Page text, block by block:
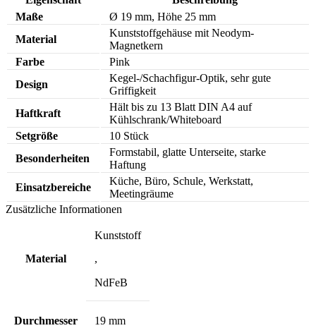
Maße
Ø 19 mm, Höhe 25 mm
Material
Kunststoffgehäuse mit Neodym-
Magnetkern
Farbe
Pink
Design
Kegel-/Schachfigur-Optik, sehr gute
Griffigkeit
Haftkraft
Hält bis zu 13 Blatt DIN A4 auf
Kühlschrank/Whiteboard
Setgröße
10 Stück
Besonderheiten
Formstabil, glatte Unterseite, starke
Haftung
Einsatzbereiche
Küche, Büro, Schule, Werkstatt,
Meetingräume
Zusätzliche Informationen
Material
Kunststoff
,
NdFeB
Durchmesser 19 mm